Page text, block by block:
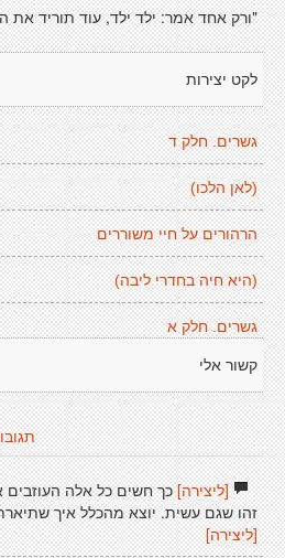
"ורק אחד אמר: ילד ילד, עוד תוריד את
לקט יצירות
גשרים. חלק ד
(לאן הלכו)
הרהורים על חיי משוררים
(היא חיה בחדרי ליבה)
גשרים. חלק א
קשור אלי
[ליצירה]כך חשים כל אלה העוזבים
זהו שגם עשית. יוצא מהכלל איך
[ליצירה]